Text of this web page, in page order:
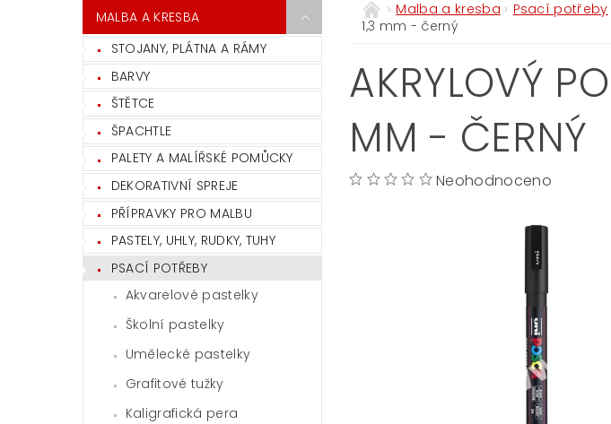
MALBA A KRESBA
STOJANY, PLÁTNA A RÁMY
BARVY
ŠTĚTCE
ŠPACHTLE
PALETY A MALÍŘSKÉ POMŮCKY
DEKORATIVNÍ SPREJE
PŘÍPRAVKY PRO MALBU
PASTELY, UHLY, RUDKY, TUHY
PSACÍ POTŘEBY
Akvarelové pastelky
Školní pastelky
Umělecké pastelky
Grafitové tužky
Kaligrafická pera
Malba a kresba Psací potřeby
1,3 mm - černý
AKRYLOVÝ
MM - ČERNÝ
Neohodnoceno